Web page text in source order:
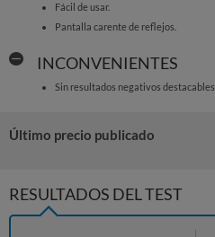
Fácil de usar.
Pantalla carente de reflejos.
INCONVENIENTES
Sin resultados negativos destacables.
Último precio publicado
RESULTADOS DEL TEST